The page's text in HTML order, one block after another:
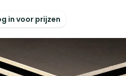
in voor prijzen